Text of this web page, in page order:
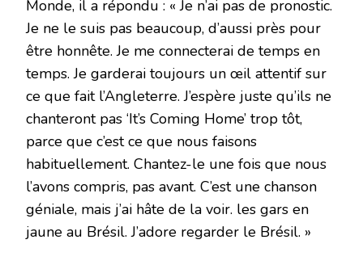
Monde, il a répondu : « Je n’ai pas de pronostic.
Je ne le suis pas beaucoup, d’aussi près pour
être honnête. Je me connecterai de temps en
temps. Je garderai toujours un œil attentif sur
ce que fait l’Angleterre. J’espère juste qu’ils ne
chanteront pas ‘It’s Coming Home’ trop tôt,
parce que c’est ce que nous faisons
habituellement. Chantez-le une fois que nous
l’avons compris, pas avant. C’est une chanson
géniale, mais j’ai hâte de la voir. les gars en
jaune au Brésil. J’adore regarder le Brésil. »